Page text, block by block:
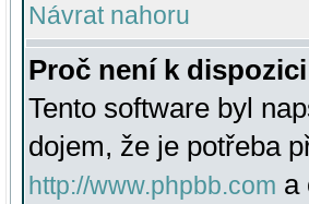
Návrat nahoru
Proč není k
Tento software byl
dojem, že je potřeba
http://www.phpbb.com a